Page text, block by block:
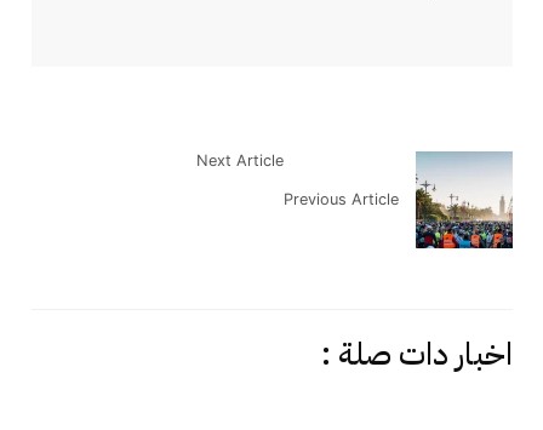
Previous Article
Next Article
اخبار دات صلة :